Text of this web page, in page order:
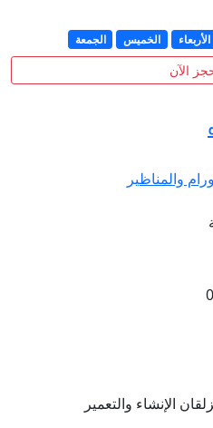
الأربعاء الخميس الجمعة
الآن
والمناظير
الإنشاء والتعمير